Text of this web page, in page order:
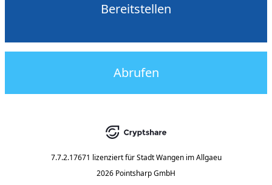
Bereitstellen
Abrufen
7.7.2.17671 lizenziert für Stadt Wangen im Allgaeu
2026 Pointsharp GmbH